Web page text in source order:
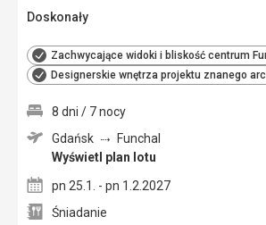
Doskonały
Zachwycające widoki i bliskość centrum
Designerskie wnętrza projektu znanego
8 dni / 7 nocy
Gdańsk
Funchal
Wyświetl plan lotu
pn 25.1. - pn 1.2.2027
Śniadanie